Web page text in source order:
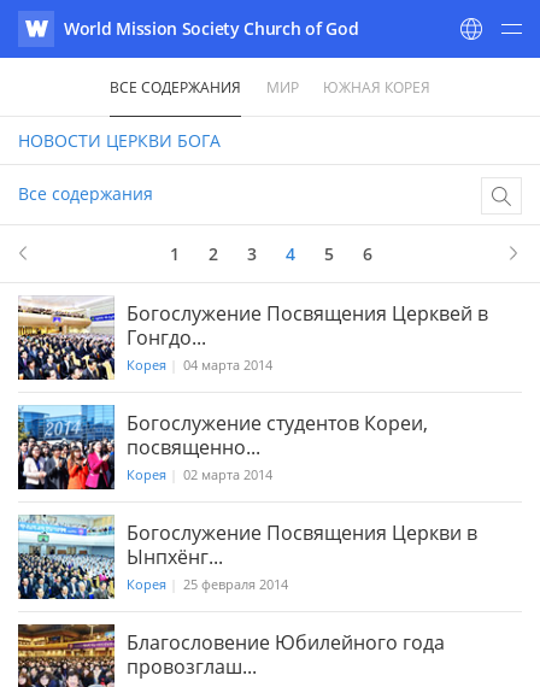
WATV
World Mission Society Church of God
ВСЕ СОДЕРЖАНИЯ МИР ЮЖНАЯ КОРЕЯ
НОВОСТИ ЦЕРКВИ БОГА
Все содержания
1 2 3 4 5 6
Богослужение Посвящения Церквей в
Гонгдо...
Корея 04 марта 2014
Богослужение студентов Кореи,
посвященно...
Корея 02 марта 2014
Богослужение Посвящения Церкви в
Ынпхёнг...
Корея 25 февраля 2014
Благословение Юбилейного года
провозглаш...